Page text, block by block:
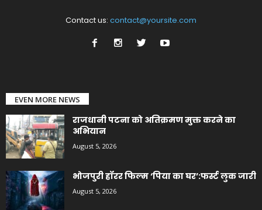
Contact us: contact@yoursite.com
EVEN MORE NEWS
राजधानी पटना को अतिक्रमण मुक्त करने का
अभियान
August 5, 2026
भोजपुरी हॉरर फिल्म ‘पिया का घर’:फर्स्ट लुक जारी
August 5, 2026